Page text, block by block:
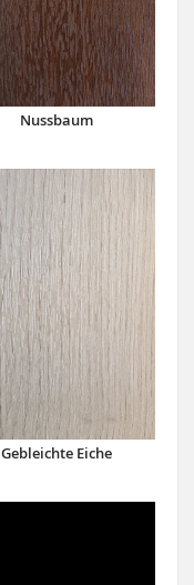
Nussbaum
Gebleichte Eiche